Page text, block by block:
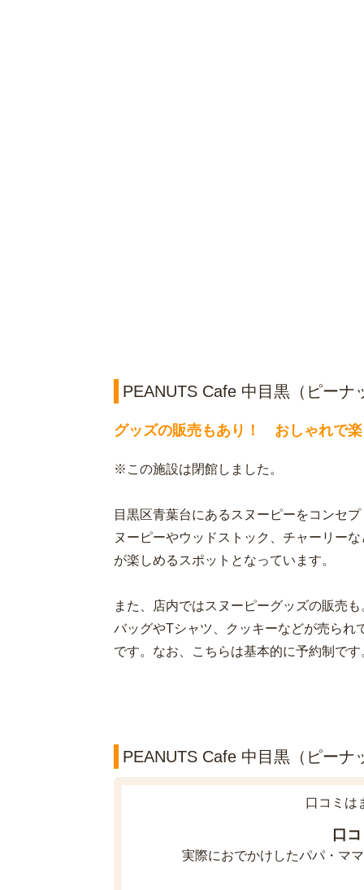
PEANUTS Cafe 中目黒（ピー
グッズの販売もあり！ おしゃれで楽
※この施設は閉館しました。
目黒区青葉台にあるスヌーピーをコンセ
ヌーピーやウッドストック、チャーリー
が楽しめるスポットとなっています。
また、店内ではスヌーピーグッズの販売
バッグやTシャツ、クッキーなどが売られ
です。なお、こちらは基本的に予約制です
PEANUTS Cafe 中目黒（ピー
口コミは
口
実際におでかけしたパパ・マ